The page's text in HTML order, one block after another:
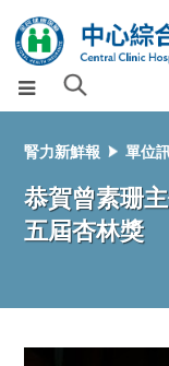
腎力新鮮報 單位
恭賀曾素珊
五屆杏林獎